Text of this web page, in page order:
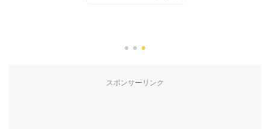
スポンサーリンク